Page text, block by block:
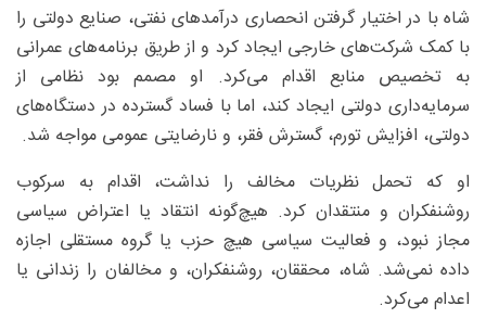
شاه با در اختیار گرفتن انحصاری درآمدهای نفتی، صنایع دولتی را
با کمک شرکت‌های خارجی ایجاد کرد و از طریق برنامه‌های عمرانی
به تخصیص منابع اقدام می‌کرد. او مصمم بود نظامی از
سرمایه‌داری دولتی ایجاد کند، اما با فساد گسترده در دستگاه‌های
دولتی، افزایش تورم، گسترش فقر، و نارضایتی عمومی مواجه شد.
او که تحمل نظریات مخالف را نداشت، اقدام به سرکوب
روشنفکران و منتقدان کرد. هیچ‌گونه انتقاد یا اعتراض سیاسی
مجاز نبود، و فعالیت سیاسی هیچ حزب یا گروه مستقلی اجازه
داده نمی‌شد. شاه، محققان، روشنفکران، و مخالفان را زندانی یا
اعدام می‌کرد.